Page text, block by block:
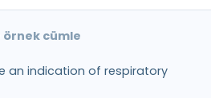
cümle
an indication of respiratory